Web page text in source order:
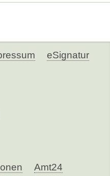
eSignatur
Amt24